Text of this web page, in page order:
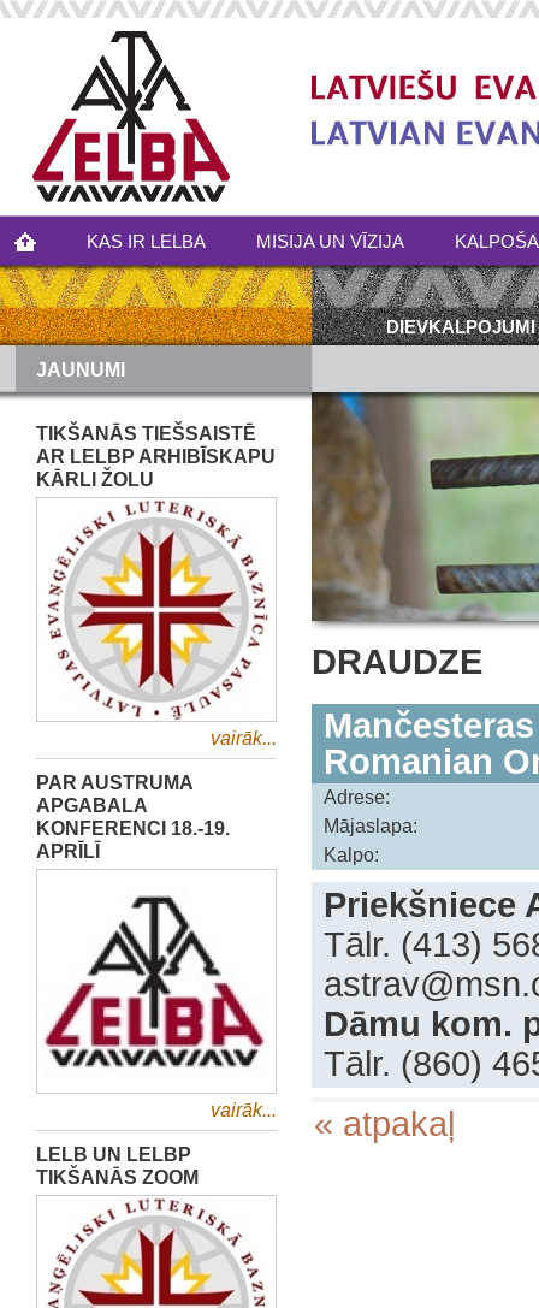
KAS IR LELBA MISIJA UN VĪZIJA
DIEVKALPOJUMI
JAUNUMI
TIKŠANĀS TIEŠSAISTĒ
AR LELBP ARHIBĪSKAPU
KĀRLI ŽOLU
vairāk...
PAR AUSTRUMA
APGABALA
KONFERENCI 18.-19.
APRĪLĪ
vairāk...
LELB UN LELBP
TIKŠANĀS ZOOM
DRAUDZE
Romanian
Adrese:
Mājaslapa:
Kalpo:
Priekšniece
Tālr. (413)
Dāmu kom.
Tālr. (860)
« atpakaļ